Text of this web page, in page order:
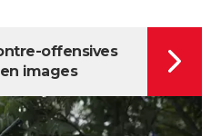
offensives
images